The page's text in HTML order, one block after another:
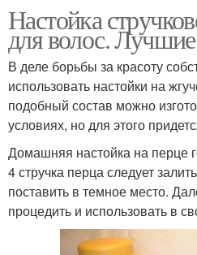
Настойка
для волос.
В деле борьбы за красоту
использовать настойки на
подобный состав можно
условиях, но для этого
Домашняя настойка на перце
4 стручка перца следует
поставить в темное место.
процедить и использовать в